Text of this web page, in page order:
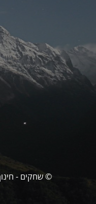
© שחקים - חינוך